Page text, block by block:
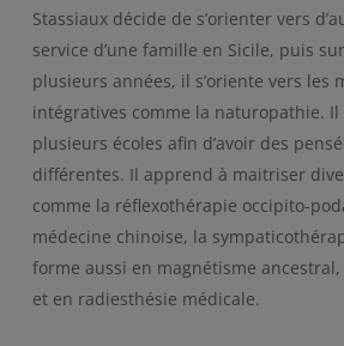
Stassiaux décide de s’orienter vers
service d’une famille en Sicile, puis
plusieurs années, il s’oriente vers les
intégratives comme la naturopathie. Il
plusieurs écoles afin d’avoir des
différentes. Il apprend à maitriser
comme la réflexothérapie occipito-
médecine chinoise, la
forme aussi en magnétisme
et en radiesthésie médicale.